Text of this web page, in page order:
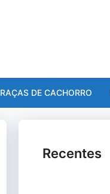
RAÇAS DE CACHORRO
Recentes